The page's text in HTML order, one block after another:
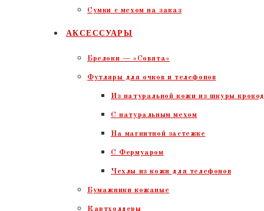
Сумки с мехом на заказ
АКСЕССУАРЫ
Брелоки — «Совята»
Футляры для очков и телефонов
Из натуральной кожи из шкуры
С натуральным мехом
На магнитной застежке
С Фермуаром
Чехлы из кожи для телефонов
Бумажники кожаные
Картхолдеры